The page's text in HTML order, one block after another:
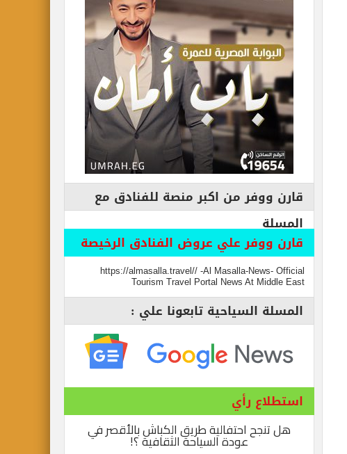
قارن ووفر من اكبر منصة للفنادق مع
المسلة
قارن ووفر علي عروض الفنادق الرخيصة
https://almasalla.travel// -Al Masalla-News- Official
Tourism Travel Portal News At Middle East
المسلة السياحية تابعونا علي :
استطلاع رأي
هل تنجح احتفالية طريق الكباش بالأقصر في
عودة السياحة الثقافية ؟!